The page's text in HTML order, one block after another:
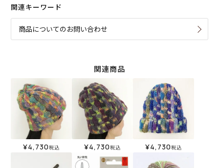
関連キーワード
商品についてのお問い合わせ
関連商品
¥4,730税込 ¥4,730税込 ¥4,730税込